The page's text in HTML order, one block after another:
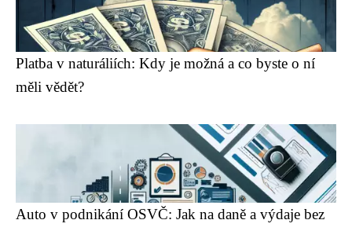
Platba v naturáliích: Kdy je možná a co byste o ní
měli vědět?
Auto v podnikání OSVČ: Jak na daně a výdaje bez